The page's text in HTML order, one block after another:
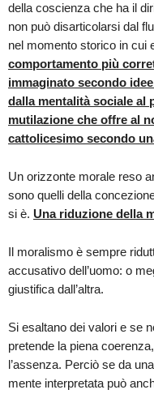
della coscienza che ha il
non può disarticolarsi dal
nel momento storico in cui
comportamento più
immaginato secondo
dalla mentalità sociale al
mutilazione che offre al
cattolicesimo secondo
Un orizzonte morale reso
sono quelli della
si è. Una riduzione della
Il moralismo è sempre
accusativo dell’uomo: o
giustifica dall’altra.
Si esaltano dei valori e se
pretende la piena
l’assenza. Perciò se da
mente interpretata può